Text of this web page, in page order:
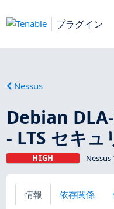
プラグイン
Nessus
Debian
- LTS セキュ
HIGH
情報 依存関係